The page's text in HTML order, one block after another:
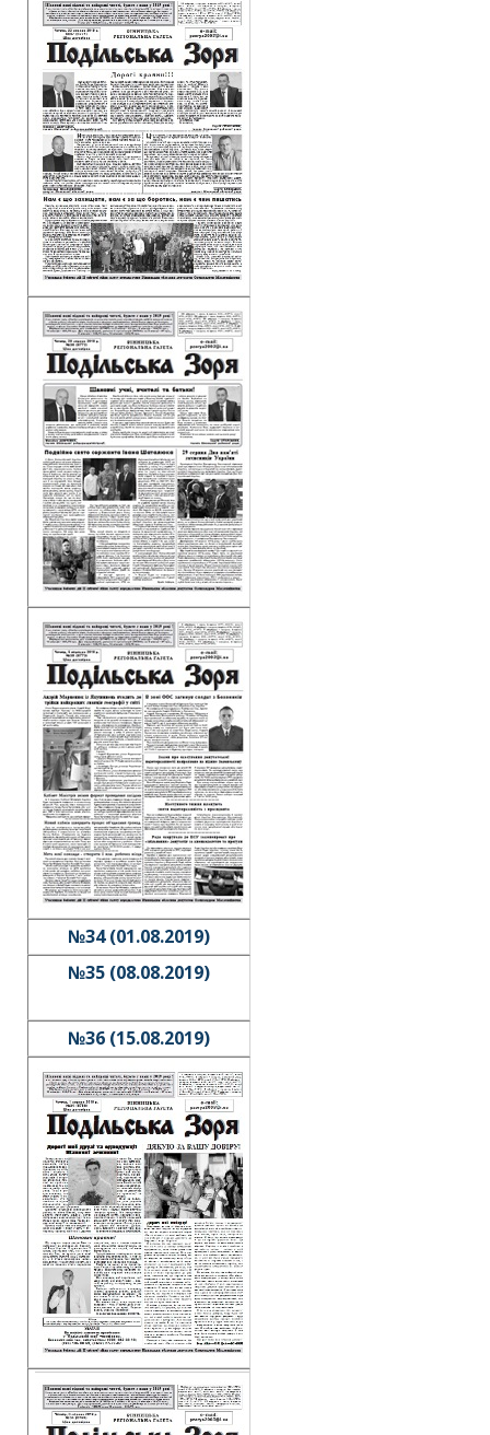
№34 (01.08.2019)
№35 (08.08.2019)
№36 (15.08.2019)